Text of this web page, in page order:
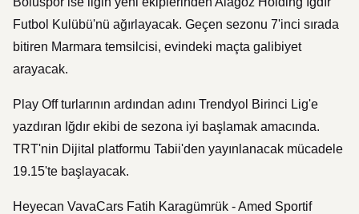
Futbol Kulübü'nü ağırlayacak. Geçen sezonu 7'inci sırada
bitiren Marmara temsilcisi, evindeki maçta galibiyet
arayacak.
Play Off turlarının ardından adını Trendyol Birinci Lig'e
yazdıran Iğdır ekibi de sezona iyi başlamak amacında.
TRT'nin Dijital platformu Tabii'den yayınlanacak mücadele
19.15'te başlayacak.
Heyecan VavaCars Fatih Karagümrük - Amed Sportif